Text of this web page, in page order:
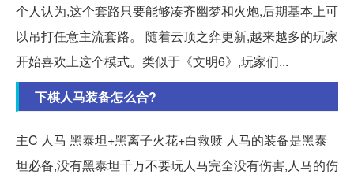
个人认为,这个套路只要能够凑齐幽梦和火炮,后期基本上可
以吊打任意主流套路。 随着云顶之弈更新,越来越多的玩家
开始喜欢上这个模式。类似于《文明6》,玩家们...
下棋人马装备怎么合?
主C 人马 黑泰坦+黑离子火花+白救赎 人马的装备是黑泰
坦必备,没有黑泰坦千万不要玩人马完全没有伤害,人马的伤